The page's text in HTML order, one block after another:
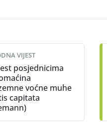
VIJEST
posjednicima
voćne muhe
capitata